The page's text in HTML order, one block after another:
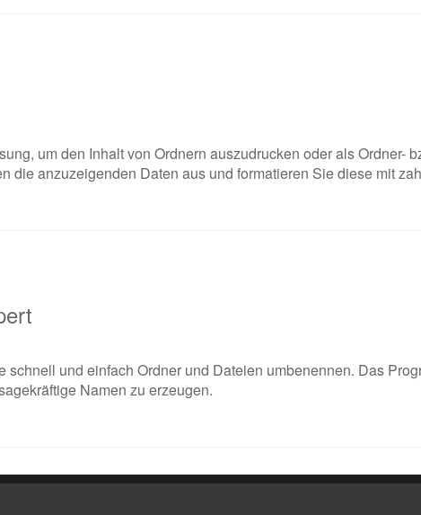
um den Inhalt von Ordnern auszudrucken oder als
die anzuzeigenden Daten aus und formatieren Sie diese mit
schnell und einfach Ordner und Dateien umbenennen. Das
Namen zu erzeugen.